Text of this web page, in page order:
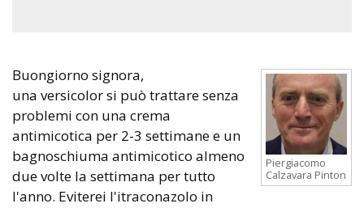
Piergiacomo
Calzavara Pinton
Buongiorno signora,
una versicolor si può trattare senza
problemi con una crema
antimicotica per 2-3 settimane e un
bagnoschiuma antimicotico almeno
due volte la settimana per tutto
l'anno. Eviterei l'itraconazolo in